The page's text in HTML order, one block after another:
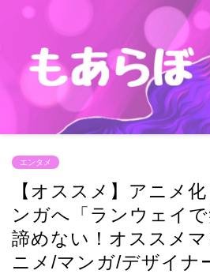
エンタメ
【オススメ】アニメ
ンガへ「ランウェイ
諦めない！オススメ
ニメ/マンガ/デザイナ